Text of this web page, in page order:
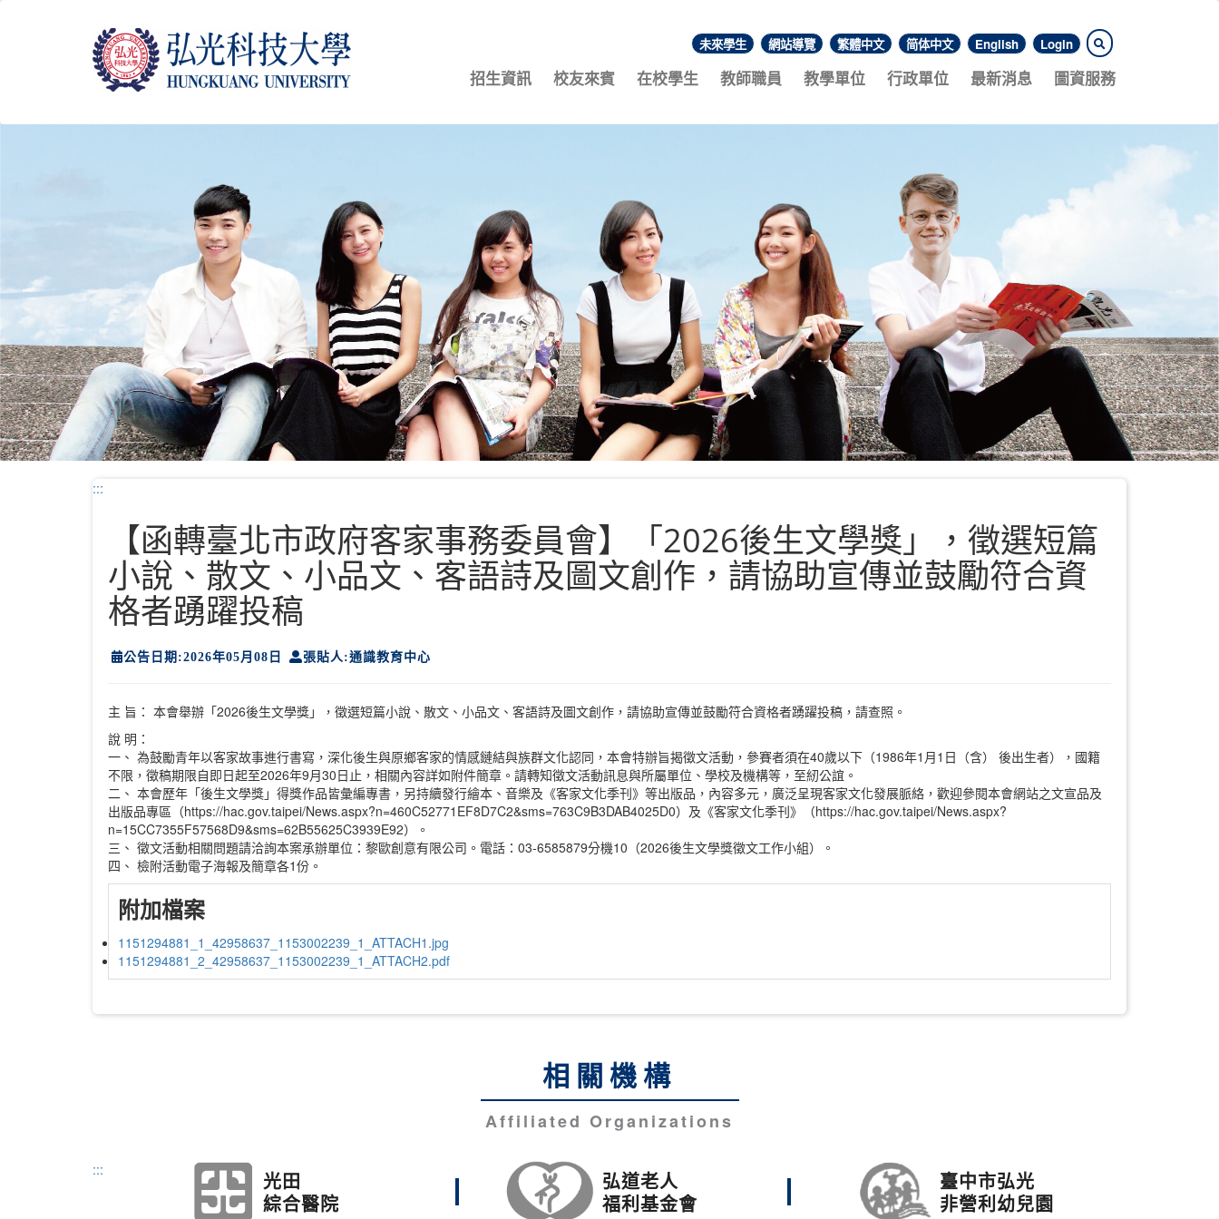
內
:::
未來學生 網站導覽 繁體中文 简体中文 English Login
招生資訊 校友來賓 在校學生 教師職員 教學單位 行政單位 最新消息 圖資服務
:::
【函轉臺北市政府客家事務委員會】「2026後生文學獎」，徵選短篇
小說、散文、小品文、客語詩及圖文創作，請協助宣傳並鼓勵符合資
格者踴躍投稿
公告日期:2026年05月08日 張貼人:通識教育中心
主 旨： 本會舉辦「2026後生文學獎」，徵選短篇小說、散文、小品文、客語詩及圖文創作，請協助宣傳並鼓勵符合資格者踴躍投稿，請查照。
說 明：
一、 為鼓勵青年以客家故事進行書寫，深化後生與原鄉客家的情感鏈結與族群文化認同，本會特辦旨揭徵文活動，參賽者須在40歲以下（1986年1月1日（含） 後出生者），國籍
不限，徵稿期限自即日起至2026年9月30日止，相關內容詳如附件簡章。請轉知徵文活動訊息與所屬單位、學校及機構等，至紉公誼。
二、 本會歷年「後生文學獎」得獎作品皆彙編專書，另持續發行繪本、音樂及《客家文化季刊》等出版品，內容多元，廣泛呈現客家文化發展脈絡，歡迎參閱本會網站之文宣品及
出版品專區（https://hac.gov.taipei/News.aspx?n=460C52771EF8D7C2&sms=763C9B3DAB4025D0）及《客家文化季刊》（https://hac.gov.taipei/News.aspx?
n=15CC7355F57568D9&sms=62B55625C3939E92）。
三、 徵文活動相關問題請洽詢本案承辦單位：黎歐創意有限公司。電話：03-6585879分機10（2026後生文學獎徵文工作小組）。
四、 檢附活動電子海報及簡章各1份。
附加檔案
1151294881_1_42958637_1153002239_1_ATTACH1.jpg
1151294881_2_42958637_1153002239_1_ATTACH2.pdf
相關機構
Affiliated Organizations
:::
光田
綜合醫院
弘道老人
福利基金會
臺中市弘光
非營利幼兒園